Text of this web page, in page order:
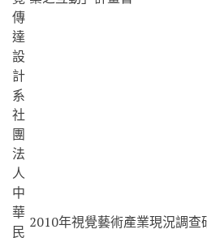
傳
達
設
計
系
社
團
法
人
中
華
民
2010年視覺藝術產業現況調查